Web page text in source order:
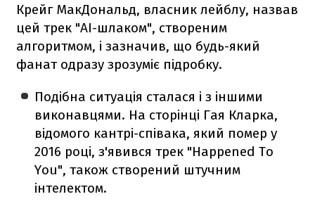
Крейг МакДональд, власник лейблу, назвав
цей трек "AI-шлаком", створеним
алгоритмом, і зазначив, що будь-який
фанат одразу зрозуміє підробку.
Подібна ситуація сталася і з іншими
виконавцями. На сторінці Гая Кларка,
відомого кантрі-співака, який помер у
2016 році, з'явився трек "Happened To
You", також створений штучним
інтелектом.